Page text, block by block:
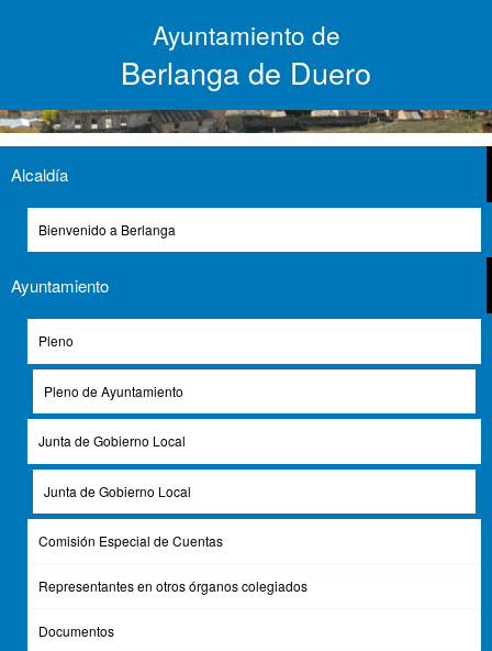
Ayuntamiento de
Berlanga de Duero
Alcaldía
Bienvenido a Berlanga
Ayuntamiento
Pleno
Pleno de Ayuntamiento
Junta de Gobierno Local
Junta de Gobierno Local
Comisión Especial de Cuentas
Representantes en otros órganos colegiados
Documentos
OFICINA DE TURISMO
Dirección:Plaza del Mercado
C.P:42360
Teléfono: 975 34 34 33
HORARIOS:
*LOS HORARIOS SON SUSCEPTIBLES DE
MODIFICACIÓN SIN PREVIO AVISO. CONSULTAR EN
OFICINA DE TURISMO (975 34 34 33).
SUPLEMENTO DE 2€ POR PERSONA Y MONUMENTO